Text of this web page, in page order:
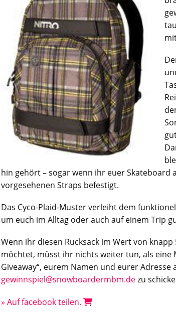
hin gehört – sogar wenn ihr euer Skateboard
vorgesehenen Straps befestigt.
Das Cyco-Plaid-Muster verleiht dem
um euch im Alltag oder auch auf einem Trip
Wenn ihr diesen Rucksack im Wert von
möchtet, müsst ihr nichts weiter tun, als eine
Giveaway“, eurem Namen und eurer Adresse
gewinnspiel@snowboardermbm.dezu
» Auf facebook teilen.